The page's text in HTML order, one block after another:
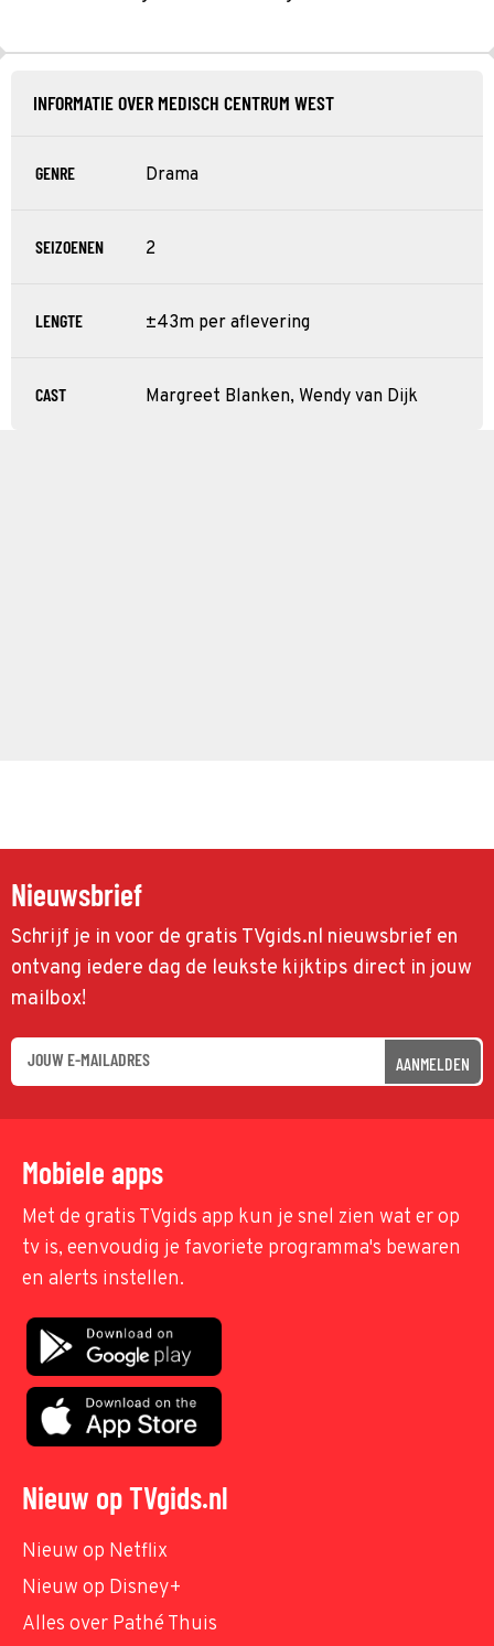
INFORMATIE OVER MEDISCH CENTRUM WEST
GENRE Drama
SEIZOENEN 2
LENGTE ±43m per aflevering
CAST Margreet Blanken, Wendy van Dijk
Nieuwsbrief
Schrijf je in voor de gratis TVgids.nl nieuwsbrief en
ontvang iedere dag de leukste kijktips direct in jouw
mailbox!
AANMELDEN
Mobiele apps
Met de gratis TVgids app kun je snel zien wat er op
tv is, eenvoudig je favoriete programma's bewaren
en alerts instellen.
Nieuw op TVgids.nl
Nieuw op Netflix
Nieuw op Disney+
Alles over Pathé Thuis